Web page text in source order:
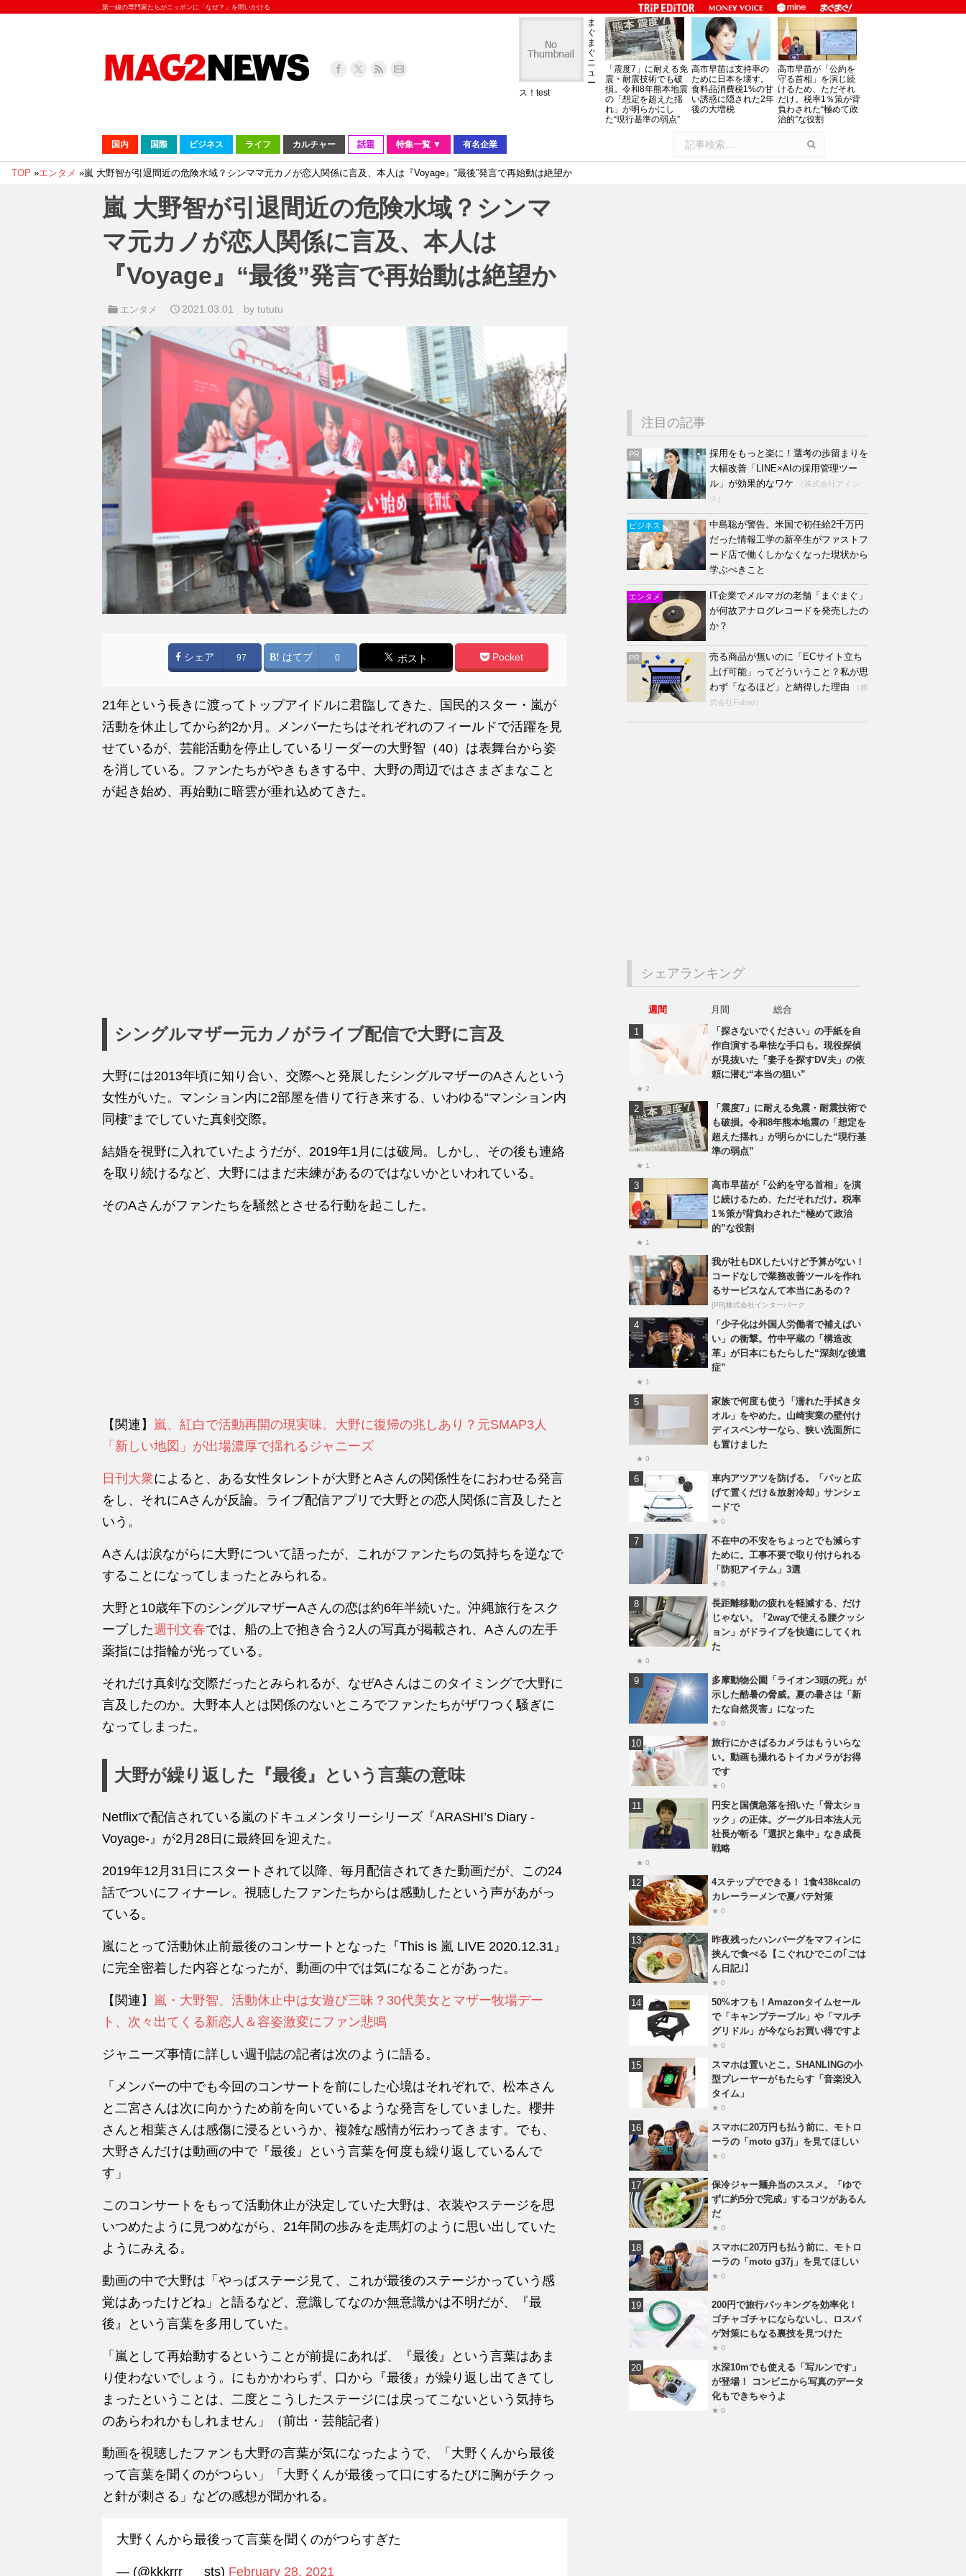
第一線の専門家たちがニッポンに「なぜ？」を問いかける
ま
ぐ
ま
ぐ
ニ
ュ
ー
ス！test
「震度7」に耐える免
震・耐震技術でも破
損。令和8年熊本地震
の「想定を超えた揺
れ」が明らかにし
た“現行基準の弱点”
高市早苗は支持率の
ために日本を壊す。
食料品消費税1%の甘
い誘惑に隠された2年
後の大増税
高市早苗が「公約を
守る首相」を演じ続
けるため、ただそれ
だけ。税率1％策が背
負わされた“極めて政
治的”な役割
国内 国際 ビジネス ライフ カルチャー 話題 特集一覧 ▼ 有名企業
TOP »エンタメ »嵐 大野智が引退間近の危険水域？シンママ元カノが恋人関係に言及、本人は『Voyage』“最後”発言で再始動は絶望か
嵐 大野智が引退間近の危険水域？シンマ
マ元カノが恋人関係に言及、本人は
『Voyage』“最後”発言で再始動は絶望か
エンタメ 2021.03.01 by tututu
シェア 97 はてブ 0 ポスト Pocket
21年という長きに渡ってトップアイドルに君臨してきた、国民的スター・嵐が
活動を休止してから約2か月。メンバーたちはそれぞれのフィールドで活躍を見
せているが、芸能活動を停止しているリーダーの大野智（40）は表舞台から姿
を消している。ファンたちがやきもきする中、大野の周辺ではさまざまなこと
が起き始め、再始動に暗雲が垂れ込めてきた。
シングルマザー元カノがライブ配信で大野に言及
大野には2013年頃に知り合い、交際へと発展したシングルマザーのAさんという
女性がいた。マンション内に2部屋を借りて行き来する、いわゆる“マンション内
同棲”までしていた真剣交際。
結婚を視野に入れていたようだが、2019年1月には破局。しかし、その後も連絡
を取り続けるなど、大野にはまだ未練があるのではないかといわれている。
そのAさんがファンたちを騒然とさせる行動を起こした。
【関連】 嵐、紅白で活動再開の現実味。大野に復帰の兆しあり？元SMAP3人
「新しい地図」が出場濃厚で揺れるジャニーズ
日刊大衆によると、ある女性タレントが大野とAさんの関係性をにおわせる発言
をし、それにAさんが反論。ライブ配信アプリで大野との恋人関係に言及したと
いう。
Aさんは涙ながらに大野について語ったが、これがファンたちの気持ちを逆なで
することになってしまったとみられる。
大野と10歳年下のシングルマザーAさんの恋は約6年半続いた。沖縄旅行をスク
ープした週刊文春では、船の上で抱き合う2人の写真が掲載され、Aさんの左手
薬指には指輪が光っている。
それだけ真剣な交際だったとみられるが、なぜAさんはこのタイミングで大野に
言及したのか。大野本人とは関係のないところでファンたちがザワつく騒ぎに
なってしまった。
大野が繰り返した『最後』という言葉の意味
Netflixで配信されている嵐のドキュメンタリーシリーズ『ARASHI’s Diary -
Voyage-』が2月28日に最終回を迎えた。
2019年12月31日にスタートされて以降、毎月配信されてきた動画だが、この24
話でついにフィナーレ。視聴したファンたちからは感動したという声があがっ
ている。
嵐にとって活動休止前最後のコンサートとなった『This is 嵐 LIVE 2020.12.31』
に完全密着した内容となったが、動画の中では気になることがあった。
【関連】 嵐・大野智、活動休止中は女遊び三昧？30代美女とマザー牧場デー
ト、次々出てくる新恋人＆容姿激変にファン悲鳴
ジャニーズ事情に詳しい週刊誌の記者は次のように語る。
「メンバーの中でも今回のコンサートを前にした心境はそれぞれで、松本さん
と二宮さんは次に向かうため前を向いているような発言をしていました。櫻井
さんと相葉さんは感傷に浸るというか、複雑な感情が伝わってきます。でも、
大野さんだけは動画の中で『最後』という言葉を何度も繰り返しているんで
す」
このコンサートをもって活動休止が決定していた大野は、衣装やステージを思
いつめたように見つめながら、21年間の歩みを走馬灯のように思い出していた
ようにみえる。
動画の中で大野は「やっぱステージ見て、これが最後のステージかっていう感
覚はあったけどね」と語るなど、意識してなのか無意識かは不明だが、『最
後』という言葉を多用していた。
「嵐として再始動するということが前提にあれば、『最後』という言葉はあま
り使わないでしょう。にもかかわらず、口から『最後』が繰り返し出てきてし
まったということは、二度とこうしたステージには戻ってこないという気持ち
のあらわれかもしれません」（前出・芸能記者）
動画を視聴したファンも大野の言葉が気になったようで、「大野くんから最後
って言葉を聞くのがつらい」「大野くんが最後って口にするたびに胸がチクっ
と針が刺さる」などの感想が聞かれる。
大野くんから最後って言葉を聞くのがつらすぎた
— (@kkkrrr___sts) February 28, 2021
注目の記事
PR
採用をもっと楽に！選考の歩留まりを
大幅改善「LINE×AIの採用管理ツー
ル」が効果的なワケ
（株式会社アイシ
ス）
ビジネス
中島聡が警告。米国で初任給2千万円
だった情報工学の新卒生がファストフ
ード店で働くしかなくなった現状から
学ぶべきこと
エンタメ
IT企業でメルマガの老舗「まぐまぐ」
が何故アナログレコードを発売したの
か？
PR
売る商品が無いのに「ECサイト立ち
上げ可能」ってどういうこと？私が思
わず「なるほど」と納得した理由
（株
式会社Fulmo）
シェアランキング
週間 月間
総合
「探さないでください」の手紙を自
作自演する卑怯な手口も。現役探偵
が見抜いた「妻子を探すDV夫」の依
頼に潜む“本当の狙い”
★ 2
「震度7」に耐える免震・耐震技術で
も破損。令和8年熊本地震の「想定を
超えた揺れ」が明らかにした“現行基
準の弱点”
★ 1
高市早苗が「公約を守る首相」を演
じ続けるため、ただそれだけ。税率
1％策が背負わされた“極めて政治
的”な役割
★ 1
我が社もDXしたいけど予算がない！
コードなしで業務改善ツールを作れ
るサービスなんて本当にあるの？
[PR]株式会社インターパーク
「少子化は外国人労働者で補えばい
い」の衝撃。竹中平蔵の「構造改
革」が日本にもたらした“深刻な後遺
症”
★ 1
家族で何度も使う「濡れた手拭きタ
オル」をやめた。山崎実業の壁付け
ディスペンサーなら、狭い洗面所に
も置けました
★ 0
車内アツアツを防げる。「パッと広
げて置くだけ＆放射冷却」サンシェ
ードで
★ 0
不在中の不安をちょっとでも減らす
ために。工事不要で取り付けられる
「防犯アイテム」3選
★ 0
長距離移動の疲れを軽減する、だけ
じゃない。「2wayで使える腰クッシ
ョン」がドライブを快適にしてくれ
た
★ 0
多摩動物公園「ライオン3頭の死」が
示した酷暑の脅威。夏の暑さは「新
たな自然災害」になった
★ 0
旅行にかさばるカメラはもういらな
い。動画も撮れるトイカメラがお得
です
★ 0
円安と国債急落を招いた「骨太ショ
ック」の正体。グーグル日本法人元
社長が斬る「選択と集中」なき成長
戦略
★ 0
4ステップでできる！ 1食438kcalの
カレーラーメンで夏バテ対策
★ 0
昨夜残ったハンバーグをマフィンに
挟んで食べる【こぐれひでこの｢ごは
ん日記｣】
★ 0
50%オフも！Amazonタイムセール
で「キャンプテーブル」や「マルチ
グリドル」が今ならお買い得ですよ
★ 0
スマホは置いとこ。SHANLINGの小
型プレーヤーがもたらす「音楽没入
タイム」
★ 0
スマホに20万円も払う前に、モトロ
ーラの「moto g37j」を見てほしい
★ 0
保冷ジャー麺弁当のススメ。「ゆで
ずに約5分で完成」するコツがあるん
だ
★ 0
スマホに20万円も払う前に、モトロ
ーラの「moto g37j」を見てほしい
★ 0
200円で旅行パッキングを効率化！
ゴチャゴチャにならないし、ロスバ
ゲ対策にもなる裏技を見つけた
★ 0
水深10mでも使える「写ルンです」
が登場！ コンビニから写真のデータ
化もできちゃうよ
★ 0